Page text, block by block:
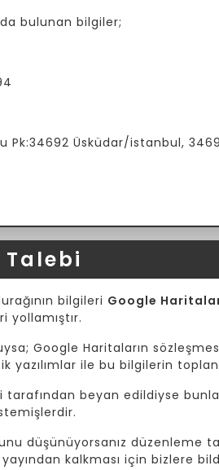
bulunan bilgiler;
Pk:34692 Üsküdar/istanbul,
bilgileri Google
yollamıştır.
Google Haritaların
yazılımlar ile bu bilgilerin
beyan edildiyse
düşünüyorsanız düzenleme
kalkması için bizlere